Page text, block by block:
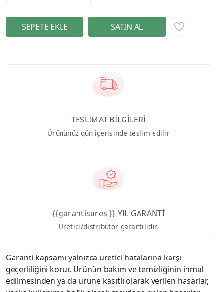
TESLİMAT BİLGİLERİ
Ürününüz gün içerisinde teslim edilir
{{garantisuresi}} YIL GARANTİ
Üretici/distribütör garantilidir.
Garanti kapsamı yalnızca üretici hatalarına karşı
geçerliliğini korur. Ürünün bakım ve temizliğinin ihmal
edilmesinden ya da ürüne kasıtlı olarak verilen hasarlar,